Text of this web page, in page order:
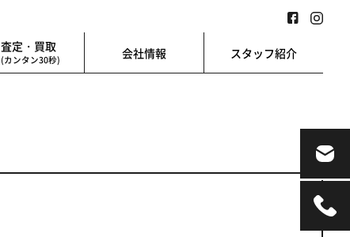
査定・買取
(カンタン30秒) 会社情報 スタッフ紹介